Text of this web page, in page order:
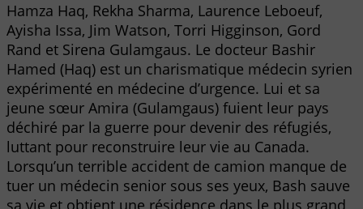
Hamza Haq, Rekha Sharma, Laurence Leboeuf,
Ayisha Issa, Jim Watson, Torri Higginson, Gord
Rand et Sirena Gulamgaus. Le docteur Bashir
Hamed (Haq) est un charismatique médecin syrien
expérimenté en médecine d’urgence. Lui et sa
jeune sœur Amira (Gulamgaus) fuient leur pays
déchiré par la guerre pour devenir des réfugiés,
luttant pour reconstruire leur vie au Canada.
Lorsqu’un terrible accident de camion manque de
tuer un médecin senior sous ses yeux, Bash sauve